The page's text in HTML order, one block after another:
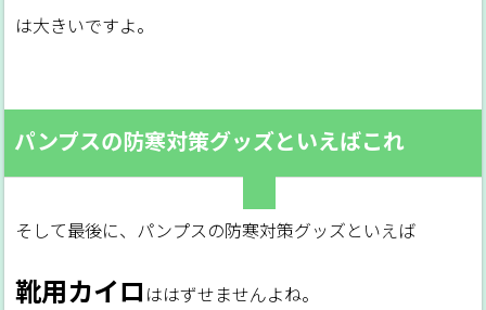
は大きいですよ。
パンプスの防寒対策グッズといえばこれ
そして最後に、パンプスの防寒対策グッズといえば
靴用カイロ ははずせませんよね。